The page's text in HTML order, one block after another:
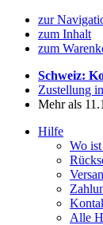
zur
zum Inhalt
zum
Schweiz:
Zustellung
Mehr als
Hilfe
Wo
Alle